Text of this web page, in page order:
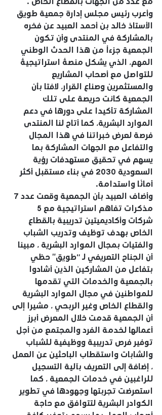
وأعرب رئيس مجلس إدارة جمعية طويق
الأستاذ خالد بن أحمد العبيد عن فخره
بالمشاركة في المنتدى وأن تكون
الجمعية جزءاً من هذا الحدث الوطني
المهم، الذي يشكل منصةً استراتيجيةً
للتواصل مع أصحاب المشاريع
والمستثمرين وصناع القرار، لافتا بأن
الجمعية كانت حريصة على تلك
المشاركة تأكيدا على دورها في دعم
الموارد البشرية، كما أتاح لنا المنتدى
فرصة لعرض خبراتنا في هذا المجال
والتفاعل مع الجهات المشاركة بما
يسهم في تحقيق مستهدفات رؤية
السعودية 2030 في بناء مستقبل أكثر
أمانًا واستدامة.
شركات وأكاديميتين تدريبية بالقطاع
الخاص بهدف توظيف وتدريب الشباب
والفتيات بمجال الموارد البشرية ، مبينا
أن الجناح التعريفي لـ “طويق” حظي
بتفاعل من المشاركين الذين أشادوا
بالجمعية والخدمات التي تقدمها
للمواطنين في مجال الموارد البشرية
والقطاع الخاص وغير الربحي ، مشيرا إلى
أن الجمعية قدمت خلال المعرض أبرز
أعمالها لخدمة الفرد والمجتمع من أجل
توفير فرص تدريبية ووظيفية للشباب
والشابات واستقطاب الباحثين عن العمل
، إضافة إلى التعريف بآلية التسجيل
للراغبين في خدمات الجمعية ، كما
استعرضت تجربتها وجهودها في تطوير
الكوادر البشرية لتتوافق مع حاجة